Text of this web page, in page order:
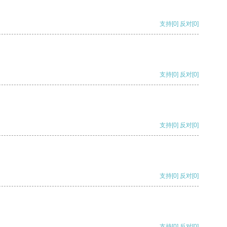
支持[0] 反对[0]
支持[0] 反对[0]
支持[0] 反对[0]
支持[0] 反对[0]